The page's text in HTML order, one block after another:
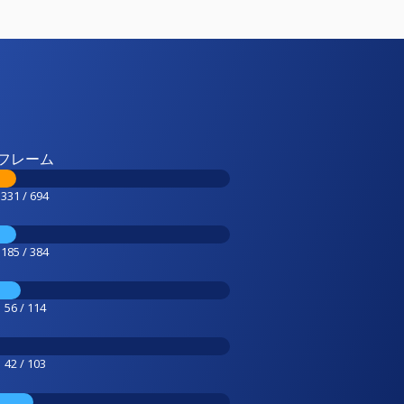
レーム
331 / 694
185 / 384
56 / 114
42 / 103